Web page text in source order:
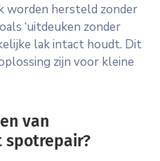
worden hersteld zonder
‘uitdeuken zonder
lak intact houdt. Dit
zijn voor kleine
van